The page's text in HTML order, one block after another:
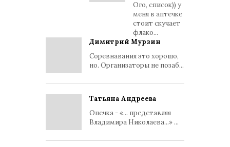
Ого, список)) у
меня в аптечке
стоит скучает
флако...
Димитрий Мурзин
Соревнавания это хорошо,
но. Организаторы не позаб...
Татьяна Андреева
Опечка - «... представляя
Владимира Николаева...» ...